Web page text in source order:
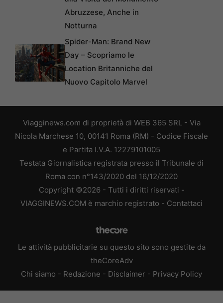
Abruzzese, Anche in
Notturna
Spider-Man: Brand New
Day – Scopriamo le
Location Britanniche del
Nuovo Capitolo Marvel
Viagginews.com di proprietà di WEB 365 SRL - Via
Nicola Marchese 10, 00141 Roma (RM) - Codice Fiscale
e Partita I.V.A. 12279101005
Testata Giornalistica registrata presso il Tribunale di
Roma con n°143/2020 del 16/12/2020
Copyright ©2026 - Tutti i diritti riservati -
VIAGGINEWS.COM è marchio registrato - Contattaci
Le attività pubblicitarie su questo sito sono gestite da
theCoreAdv
Chi siamo - Redazione - Disclaimer - Privacy Policy